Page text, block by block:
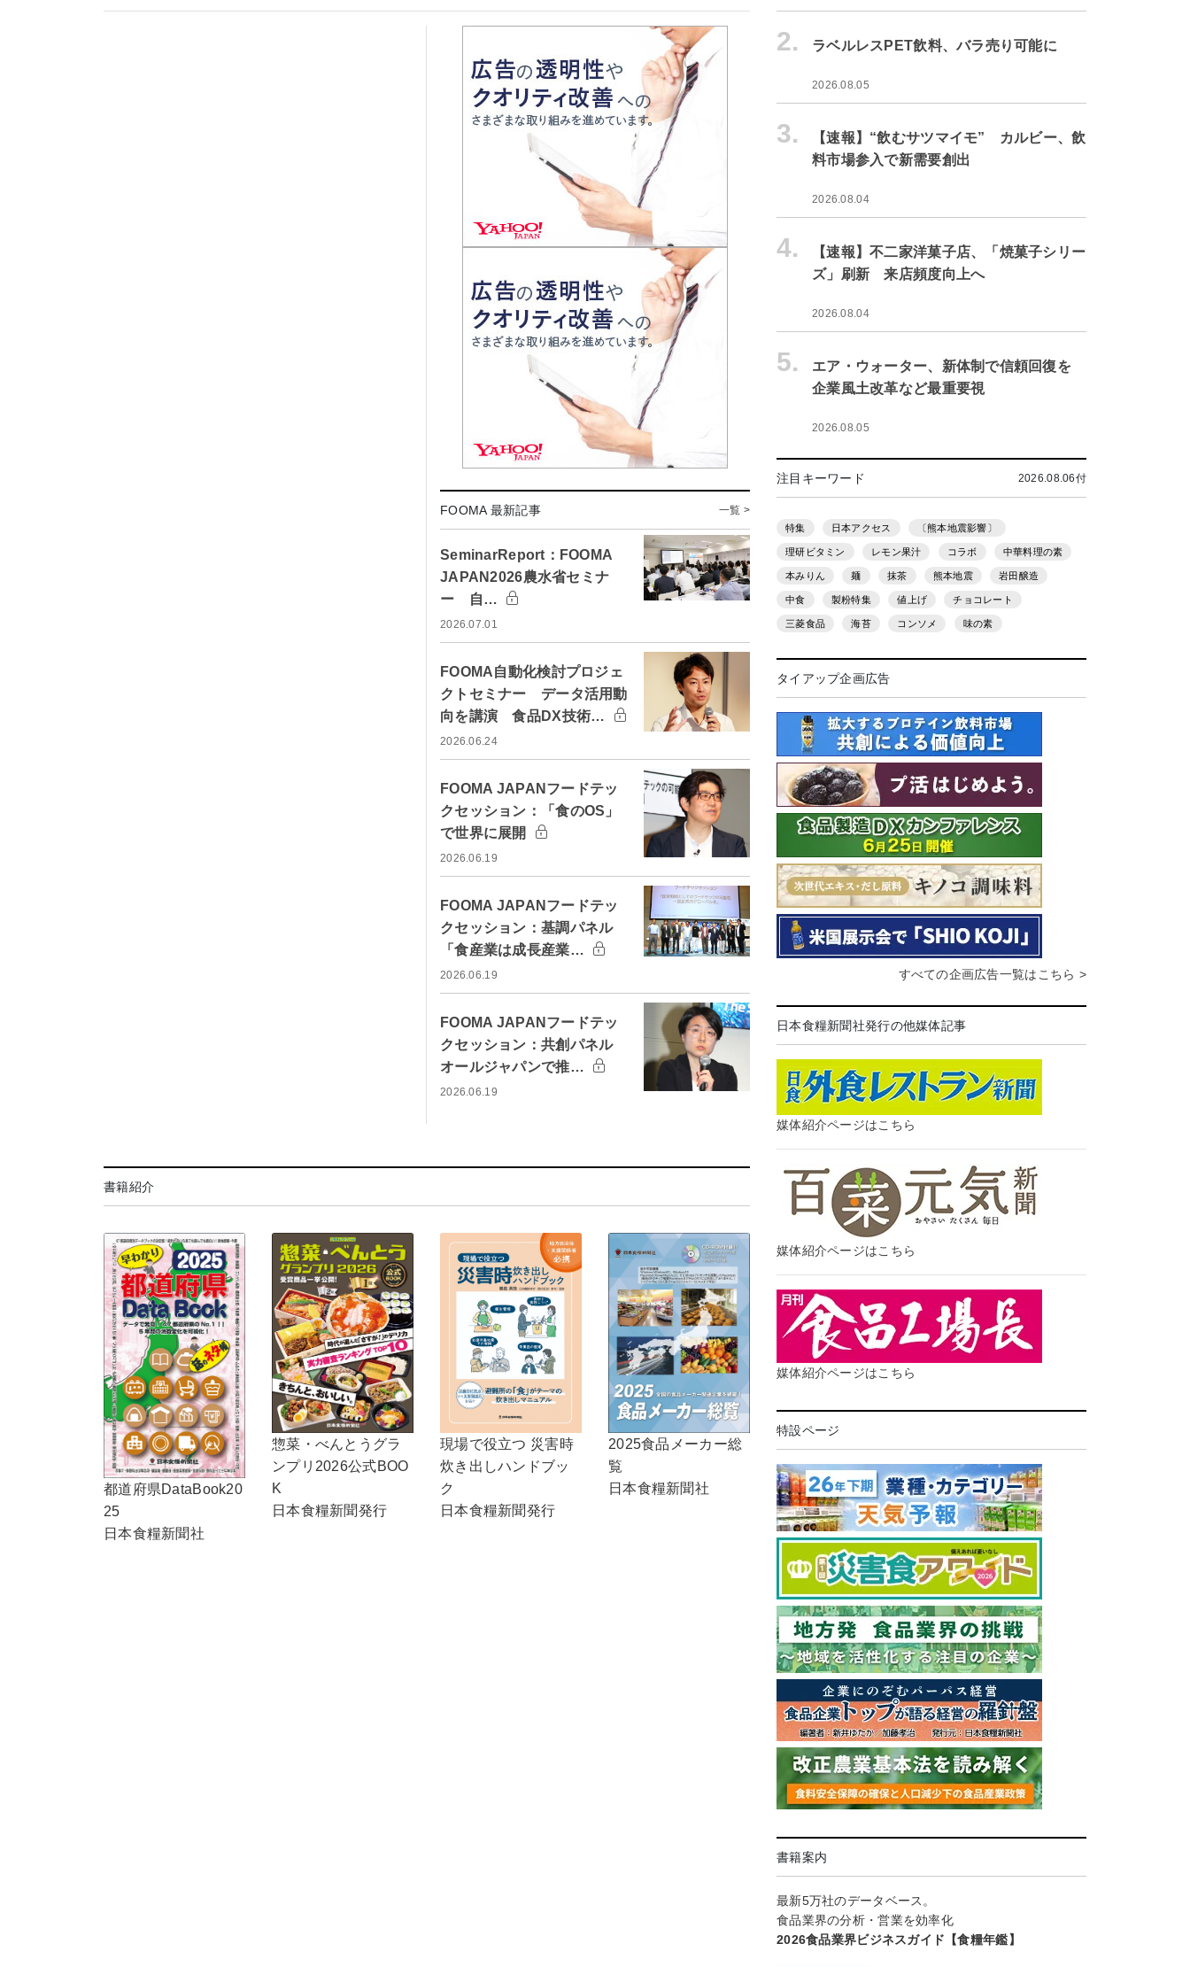
FOOMA 最新記事 一覧 >
SeminarReport：FOOMA
JAPAN2026農水省セミナ
ー 自…
2026.07.01
FOOMA自動化検討プロジェ
クトセミナー データ活用動
向を講演 食品DX技術…
2026.06.24
FOOMA JAPANフードテッ
クセッション：「食のOS」
で世界に展開
2026.06.19
FOOMA JAPANフードテッ
クセッション：基調パネル
「食産業は成長産業…
2026.06.19
FOOMA JAPANフードテッ
クセッション：共創パネル
オールジャパンで推…
2026.06.19
書籍紹介
都道府県DataBook20
25
日本食糧新聞社
惣菜・べんとうグラ
ンプリ2026公式BOO
K
日本食糧新聞発行
現場で役立つ 災害時
炊き出しハンドブッ
ク
日本食糧新聞発行
2025食品メーカー総
覧
日本食糧新聞社
2. ラベルレスPET飲料、バラ売り可能に
2026.08.05
3.
【速報】“飲むサツマイモ” カルビー、飲
料市場参入で新需要創出
2026.08.04
4.
【速報】不二家洋菓子店、「焼菓子シリー
ズ」刷新 来店頻度向上へ
2026.08.04
5.
エア・ウォーター、新体制で信頼回復を
企業風土改革など最重要視
2026.08.05
注目キーワード 2026.08.06付
特集 日本アクセス 〔熊本地震影響〕
理研ビタミン レモン果汁 コラボ 中華料理の素
本みりん 麺 抹茶 熊本地震 岩田醸造
中食 製粉特集 値上げ チョコレート
三菱食品 海苔 コンソメ 味の素
タイアップ企画広告
すべての企画広告一覧はこちら >
日本食糧新聞社発行の他媒体記事
媒体紹介ページはこちら
媒体紹介ページはこちら
媒体紹介ページはこちら
特設ページ
書籍案内
最新5万社のデータベース。
食品業界の分析・営業を効率化
2026食品業界ビジネスガイド【食糧年鑑】